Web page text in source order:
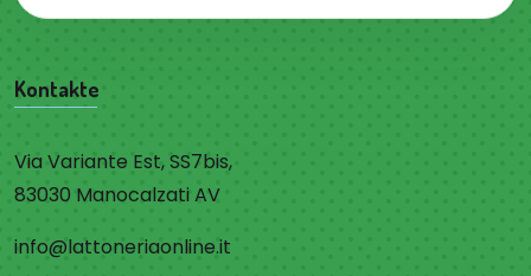
Kontakte
Via Variante Est, SS7bis,
83030 Manocalzati AV
info@lattoneriaonline.it